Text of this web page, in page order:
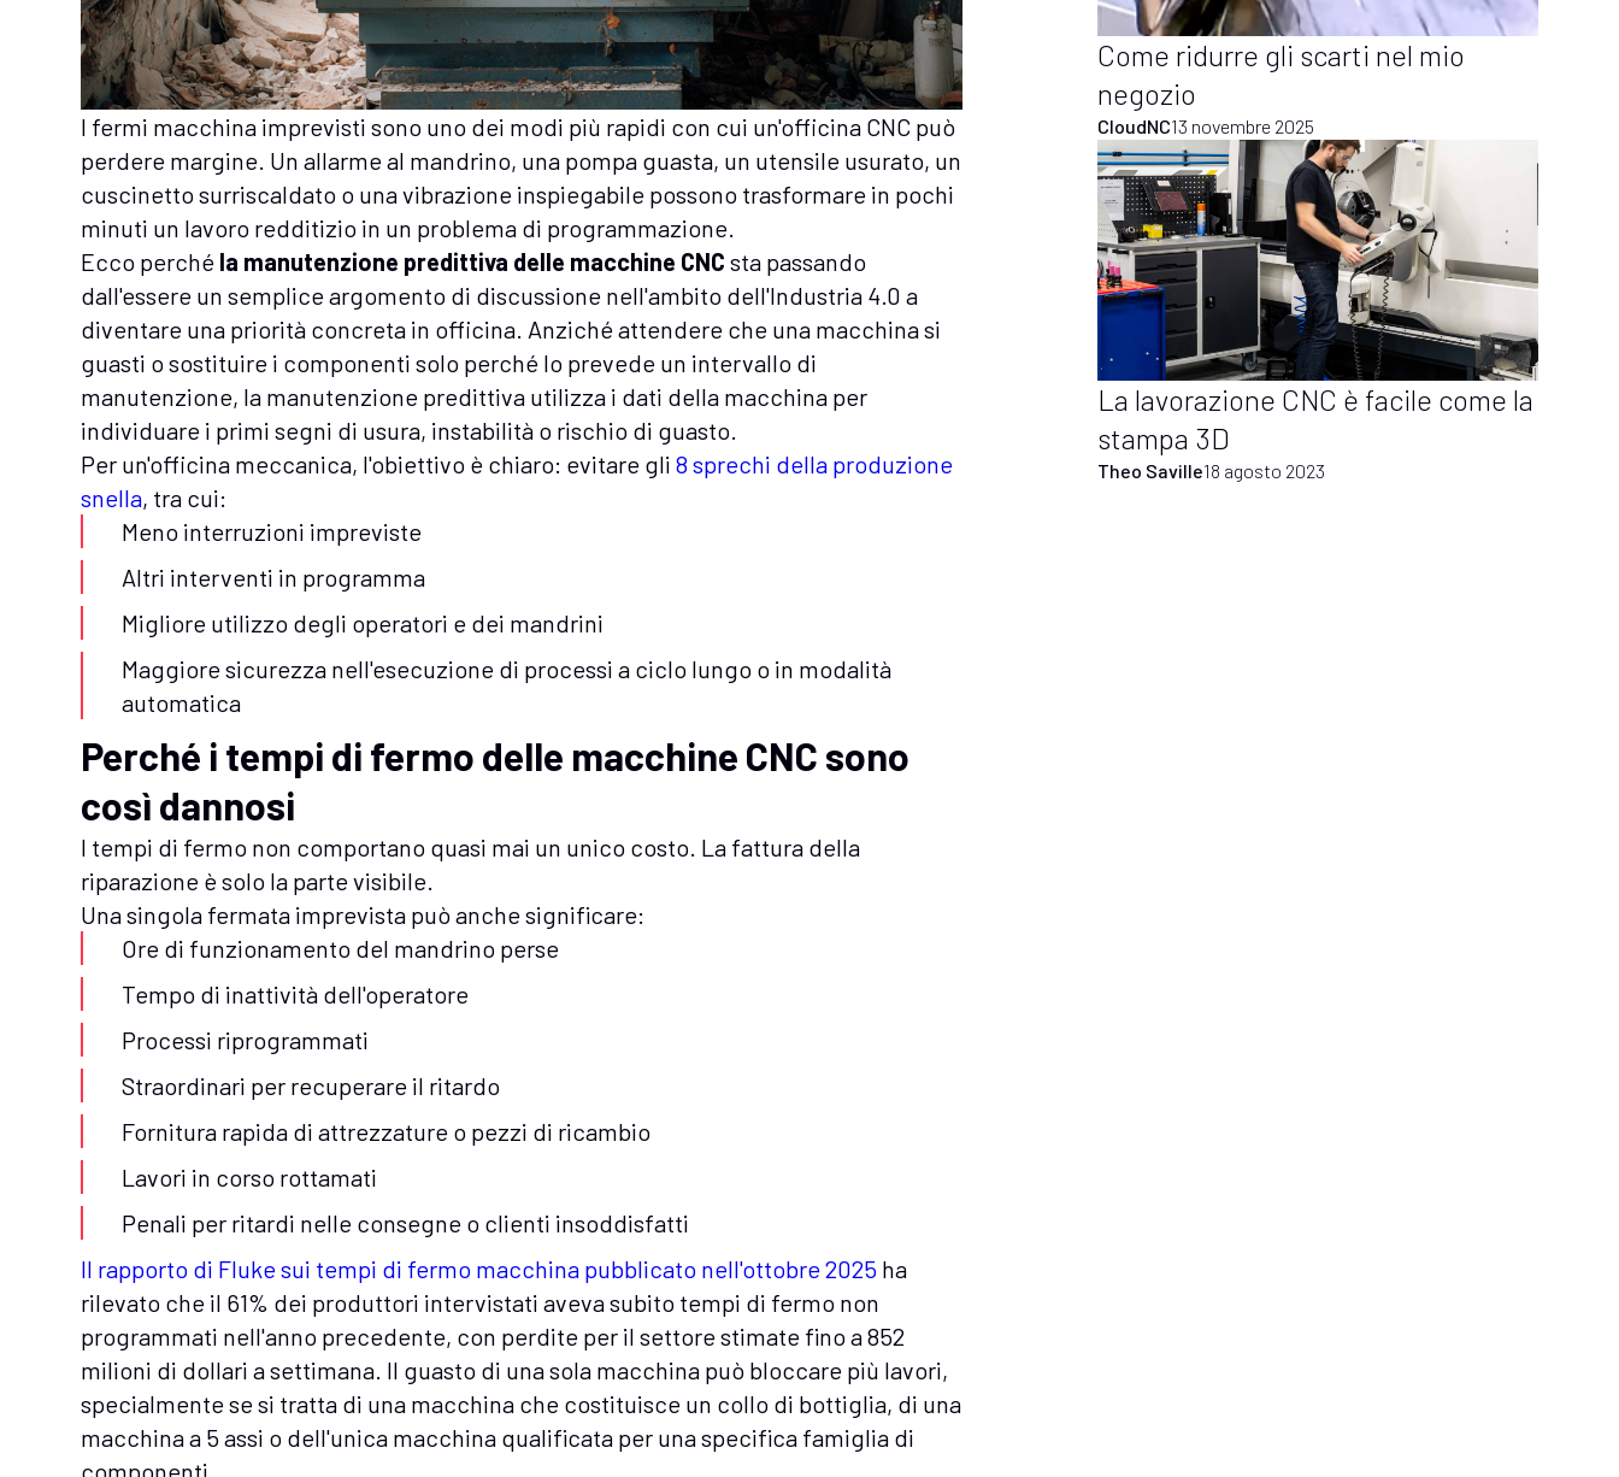
I fermi macchina imprevisti sono uno dei modi più rapidi con cui un'officina CNC può
perdere margine. Un allarme al mandrino, una pompa guasta, un utensile usurato, un
cuscinetto surriscaldato o una vibrazione inspiegabile possono trasformare in pochi
minuti un lavoro redditizio in un problema di programmazione.
Ecco perché la manutenzione predittiva delle macchine CNC sta passando
dall'essere un semplice argomento di discussione nell'ambito dell'Industria 4.0 a
diventare una priorità concreta in officina. Anziché attendere che una macchina si
guasti o sostituire i componenti solo perché lo prevede un intervallo di
manutenzione, la manutenzione predittiva utilizza i dati della macchina per
individuare i primi segni di usura, instabilità o rischio di guasto.
Per un'officina meccanica, l'obiettivo è chiaro: evitare gli8 sprechi della produzione
snella, tra cui:
Meno interruzioni impreviste
Altri interventi in programma
Migliore utilizzo degli operatori e dei mandrini
Maggiore sicurezza nell'esecuzione di processi a ciclo lungo o in modalità
automatica
Perché i tempi di fermo delle macchine CNC sono
così dannosi
I tempi di fermo non comportano quasi mai un unico costo. La fattura della
riparazione è solo la parte visibile.
Una singola fermata imprevista può anche significare:
Ore di funzionamento del mandrino perse
Tempo di inattività dell'operatore
Processi riprogrammati
Straordinari per recuperare il ritardo
Fornitura rapida di attrezzature o pezzi di ricambio
Lavori in corso rottamati
Penali per ritardi nelle consegne o clienti insoddisfatti
Il rapporto di Fluke sui tempi di fermo macchina pubblicato nell'ottobre 2025 ha
rilevato che il 61% dei produttori intervistati aveva subito tempi di fermo non
programmati nell'anno precedente, con perdite per il settore stimate fino a 852
milioni di dollari a settimana. Il guasto di una sola macchina può bloccare più lavori,
specialmente se si tratta di una macchina che costituisce un collo di bottiglia, di una
macchina a 5 assi o dell'unica macchina qualificata per una specifica famiglia di
componenti.
Come ridurre gli scarti nel mio
negozio
CloudNC13 novembre 2025
La lavorazione CNC è facile come la
stampa 3D
Theo Saville18 agosto 2023